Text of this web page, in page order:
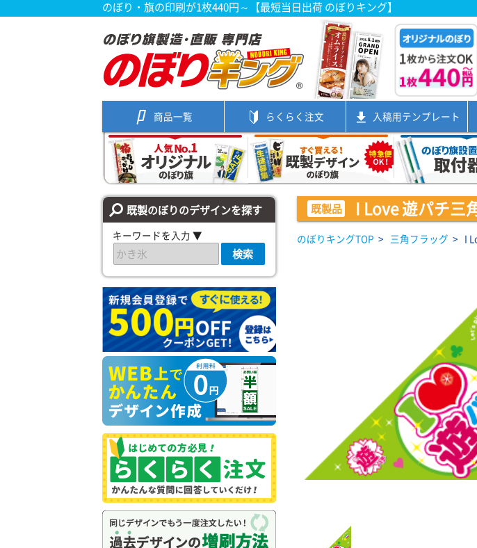
のぼり・旗の印刷が1枚440円～【最短当日出荷 のぼりキング】
商品一覧 らくらく注文 入稿用テンプレート
既製のぼりのデザインを探す
キーワードを入力 ▼
検索
既製品 I Love 遊パチ三
のぼりキングTOP > 三角フラッグ > I